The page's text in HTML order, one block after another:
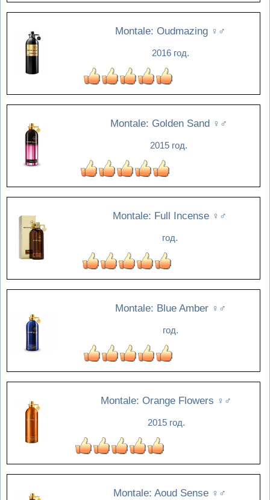
Montale: Oudmazing ♀♂
2016 год.
Montale: Golden Sand ♀♂
2015 год.
Montale: Full Incense ♀♂
год.
Montale: Blue Amber ♀♂
год.
Montale: Orange Flowers ♀♂
2015 год.
Montale: Aoud Sense ♀♂